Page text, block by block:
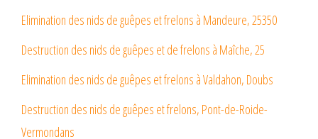
Elimination des nids de guêpes et frelons à Mandeure, 25350
Destruction des nids de guêpes et de frelons à Maîche, 25
Elimination des nids de guêpes et frelons à Valdahon, Doubs
Destruction des nids de guêpes et frelons, Pont-de-Roide-
Vermondans